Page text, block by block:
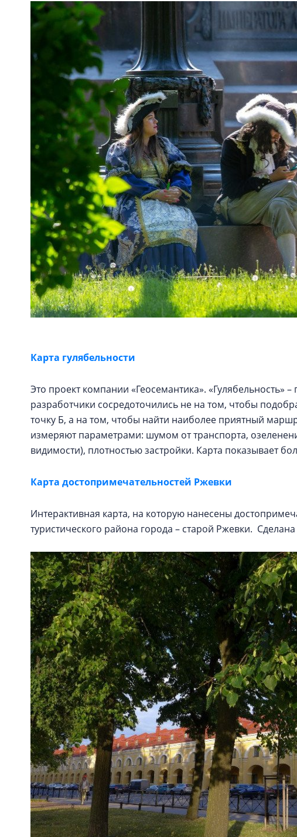
Карта гулябельности
Это проект компании «Геосемантика». «Гулябельность»
разработчики сосредоточились не на том, чтобы
точку Б, а на том, чтобы найти наиболее приятный
измеряют параметрами: шумом от транспорта,
видимости), плотностью застройки. Карта показывает
Карта достопримечательностей Ржевки
Интерактивная карта, на которую нанесены
туристического района города – старой Ржевки.